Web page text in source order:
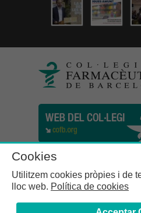
Cookies
Utilitzem cookies pròpies i de
lloc web. Política de cookies